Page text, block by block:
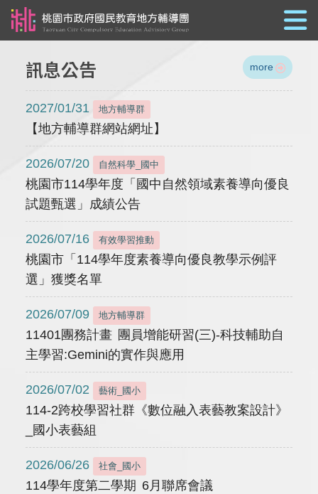
訊息公告 more
2027/01/31 地方輔導群
【地方輔導群網站網址】
2026/07/20 自然科學_國中
桃園市114學年度「國中自然領域素養導向優良
試題甄選」成績公告
2026/07/16 有效學習推動
桃園市「114學年度素養導向優良教學示例評
選」獲獎名單
2026/07/09 地方輔導群
11401團務計畫 團員增能研習(三)-科技輔助自
主學習:Gemini的實作與應用
2026/07/02 藝術_國小
114-2跨校學習社群《數位融入表藝教案設計》
_國小表藝組
2026/06/26 社會_國小
114學年度第二學期 6月聯席會議